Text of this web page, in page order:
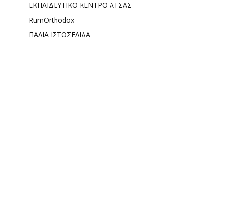
ΕΚΠΑΙΔΕΥΤΙΚΟ ΚΕΝΤΡΟ ΑΤΣΑΣ
RumOrthodox
ΠΑΛΙΑ ΙΣΤΟΣΕΛΙΔΑ